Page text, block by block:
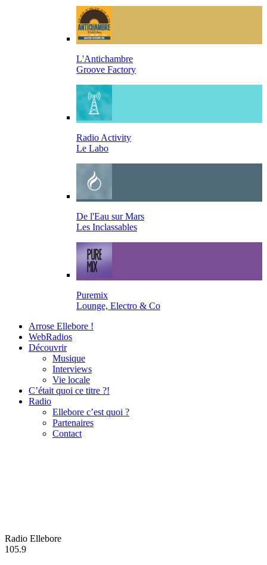
L'Antichambre
Groove Factory
Radio Activity
Le Labo
De l'Eau sur Mars
Les Inclassables
Puremix
Lounge, Electro & Co
Arrose Ellebore !
WebRadios
Découvrir
Musique
Interviews
Vie locale
C’était quoi ce titre ?!
Radio
Ellebore c’est quoi ?
Partenaires
Contact
Radio Ellebore
105.9